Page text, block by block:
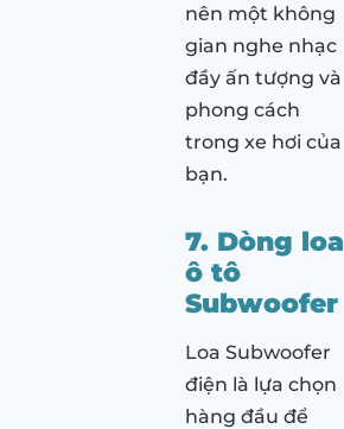
nên một không
gian nghe nhạc
đầy ấn tượng và
phong cách
trong xe hơi của
bạn.
7. Dòng loa
ô tô
Subwoofer
Loa Subwoofer
điện là lựa chọn
hàng đầu để